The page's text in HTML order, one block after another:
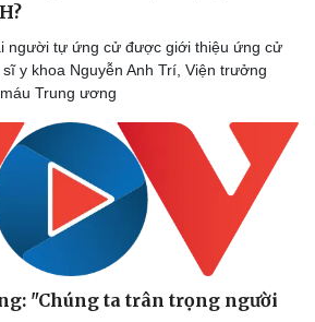
Nhà đẹp
Blog
Tình yêu - Gia đình
người tự ứng cử được giới thiệu ứng cử
y khoa Nguyễn Anh Trí, Viện trưởng
Trung ương
"Chúng ta trân trọng người